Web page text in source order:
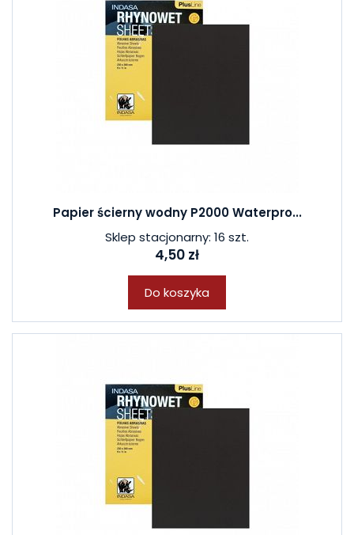
Papier ścierny wodny P2000 Waterpro...
Sklep stacjonarny: 16 szt.
4,50 zł
Do koszyka